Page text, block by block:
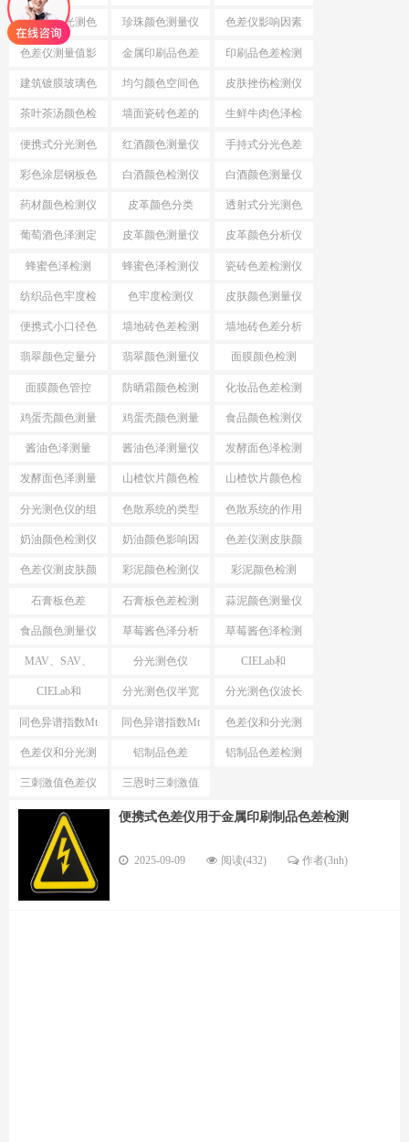
结构
小口径分光测色
仪
珍珠颜色测量仪 色差仪影响因素
色差仪测量值影
响因素
金属印刷品色差 印刷品色差检测
仪
建筑镀膜玻璃色
差检测仪
均匀颜色空间色
差公式
皮肤挫伤检测仪
茶叶茶汤颜色检
测仪
墙面瓷砖色差的
检测仪
生鲜牛肉色泽检
测仪
便携式分光测色
仪
红酒颜色测量仪 手持式分光色差
仪
彩色涂层钢板色
差检测仪
白酒颜色检测仪 白酒颜色测量仪
药材颜色检测仪 皮革颜色分类 透射式分光测色
仪
葡萄酒色泽测定 皮革颜色测量仪 皮革颜色分析仪
蜂蜜色泽检测 蜂蜜色泽检测仪 瓷砖色差检测仪
纺织品色牢度检
测
色牢度检测仪 皮肤颜色测量仪
便携式小口径色
差仪
墙地砖色差检测
仪
墙地砖色差分析
仪
翡翠颜色定量分
析
翡翠颜色测量仪 面膜颜色检测
面膜颜色管控 防晒霜颜色检测
仪
化妆品色差检测
仪
鸡蛋壳颜色测量 鸡蛋壳颜色测量
仪
食品颜色检测仪
酱油色泽测量 酱油色泽测量仪 发酵面色泽检测
仪
发酵面色泽测量
仪
山楂饮片颜色检
测工具
山楂饮片颜色检
测仪器
分光测色仪的组
成
色散系统的类型 色散系统的作用
奶油颜色检测仪 奶油颜色影响因
素
色差仪测皮肤颜
色
色差仪测皮肤颜
色方法
彩泥颜色检测仪 彩泥颜色检测
石膏板色差 石膏板色差检测 蒜泥颜色测量仪
食品颜色测量仪 草莓酱色泽分析
仪
草莓酱色泽检测
仪
MAV、SAV、
SSAV区别
分光测色仪
MAV、SAV、
SSAV
CIELab和
HunterLab
CIELab和
HunterLab区别
分光测色仪半宽
带
分光测色仪波长
间隔
同色异谱指数Mt 同色异谱指数Mt
测试仪
色差仪和分光测
色仪区别
色差仪和分光测
色仪选择
铝制品色差 铝制品色差检测
三刺激值色差仪
优势
三恩时三刺激值
色差仪型号
便携式色差仪用于金属印刷制品色差检测
2025-09-09 阅读(432) 作者(3nh)